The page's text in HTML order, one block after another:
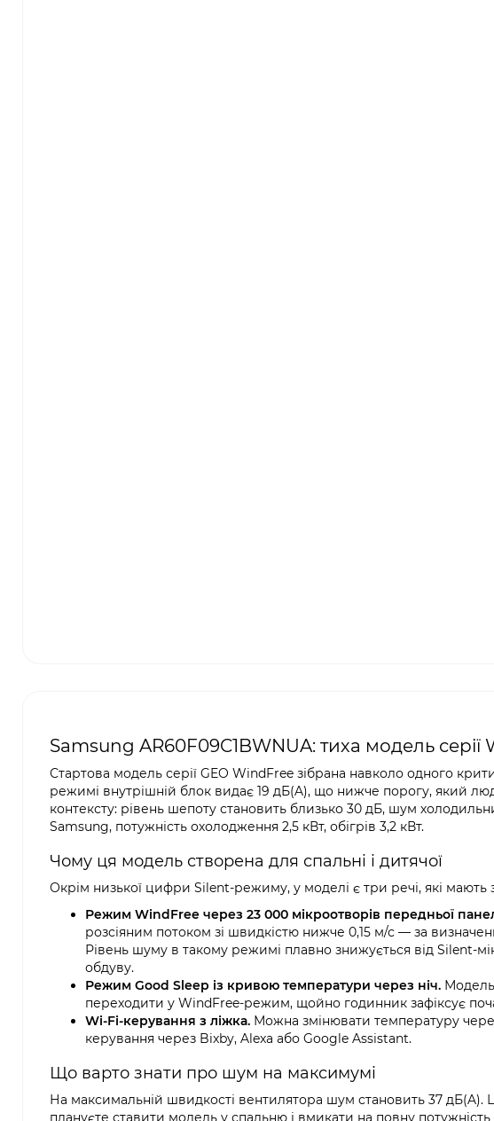
Samsung AR60F09C1BWNUA: тиха модель
Стартова модель серії GEO WindFree зібрана навколо одного
режимі внутрішній блок видає 19 дБ(A), що нижче порогу, який
контексту: рівень шепоту становить близько 30 дБ, шум
Samsung, потужність охолодження 2,5 кВт, обігрів 3,2 кВт.
Чому ця модель створена для спальні і дитячої
Окрім низької цифри Silent-режиму, у моделі є три речі, які мають
Режим WindFree через 23 000 мікроотворів передньої
розсіяним потоком зі швидкістю нижче 0,15 м/с — за
Рівень шуму в такому режимі плавно знижується від Silent-
обдуву.
Режим Good Sleep із кривою температури через ніч.
переходити у WindFree-режим, щойно годинник зафіксує
Wi-Fi-керування з ліжка. Можна змінювати температуру
керування через Bixby, Alexa або Google Assistant.
Що варто знати про шум на максимумі
На максимальній швидкості вентилятора шум становить 37
плануєте ставити модель у спальню і вмикати на повну